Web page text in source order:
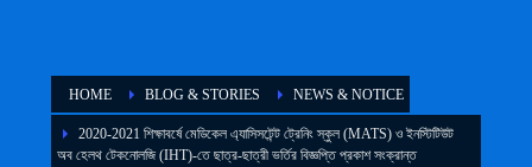
HOME BLOG & STORIES NEWS & NOTICE
2020-2021 শিক্ষাবর্ষে মেডিকেল এ্যাসিসটেন্ট ট্রেনিং স্কুল (MATS) ও ইনস্টিটিউট
অব হেলথ টেকনোলজি (IHT)-তে ছাত্র-ছাত্রী ভর্তির বিজ্ঞপ্তি প্রকাশ সংক্রান্ত